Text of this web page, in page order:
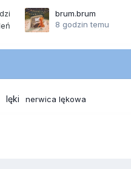
brum.brum
8 godzin temu
lęki nerwica lękowa